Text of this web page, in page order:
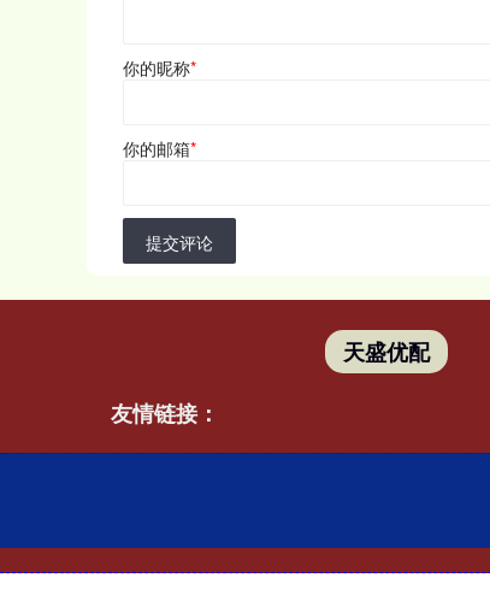
你的昵称*
你的邮箱*
提交评论
天盛优配
友情链接：